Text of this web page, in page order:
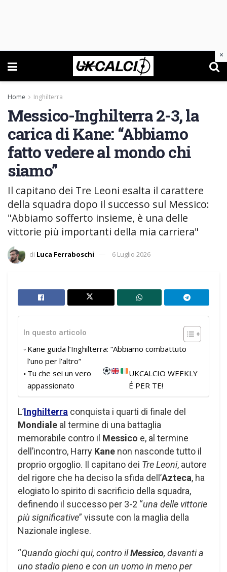
Home Inghilterra
Messico-Inghilterra 2-3, la
carica di Kane: “Abbiamo
fatto vedere al mondo chi
siamo”
Il capitano dei Tre Leoni esalta il carattere
della squadra dopo il successo sul Messico:
"Abbiamo sofferto insieme, è una delle
vittorie più importanti della mia carriera"
di Luca Ferraboschi 6 Luglio 2026
In questo articolo
Kane guida l’Inghilterra: “Abbiamo combattuto
l’uno per l’altro”
Tu che sei un vero
appassionato
UKCALCIO WEEKLY
É PER TE!
L’Inghilterra conquista i quarti di finale del
Mondiale al termine di una battaglia
memorabile contro il Messico e, al termine
dell’incontro, Harry Kane non nasconde tutto il
proprio orgoglio. Il capitano dei Tre Leoni, autore
del rigore che ha deciso la sfida dell’Azteca, ha
elogiato lo spirito di sacrificio della squadra,
definendo il successo per 3-2 “una delle vittorie
più significative” vissute con la maglia della
Nazionale inglese.
“Quando giochi qui, contro ilMessico, davanti a
uno stadio pieno e con un uomo in meno per
×